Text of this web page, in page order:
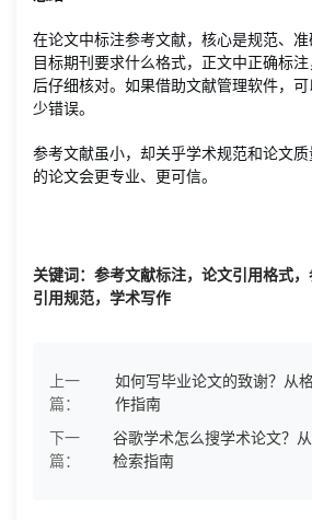
在论文中标注参考文献，核心是规范、
目标期刊要求什么格式，正文中正确标
后仔细核对。如果借助文献管理软件，
少错误。
参考文献虽小，却关乎学术规范和论文
的论文会更专业、更可信。
关键词：参考文献标注，论文引用格式
引用规范，学术写作
上一
篇：
如何写毕业论文的致谢？从
作指南
下一
篇：
谷歌学术怎么搜学术论文？
检索指南